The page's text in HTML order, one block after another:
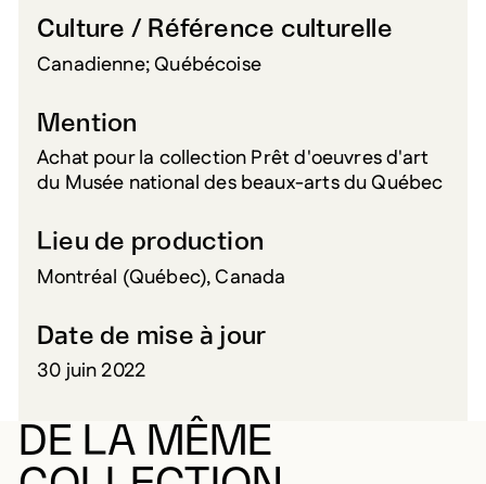
Culture / Référence culturelle
Canadienne; Québécoise
Mention
Achat pour la collection Prêt d'oeuvres d'art
du Musée national des beaux-arts du Québec
Lieu de production
Montréal (Québec), Canada
Date de mise à jour
30 juin 2022
DE LA MÊME